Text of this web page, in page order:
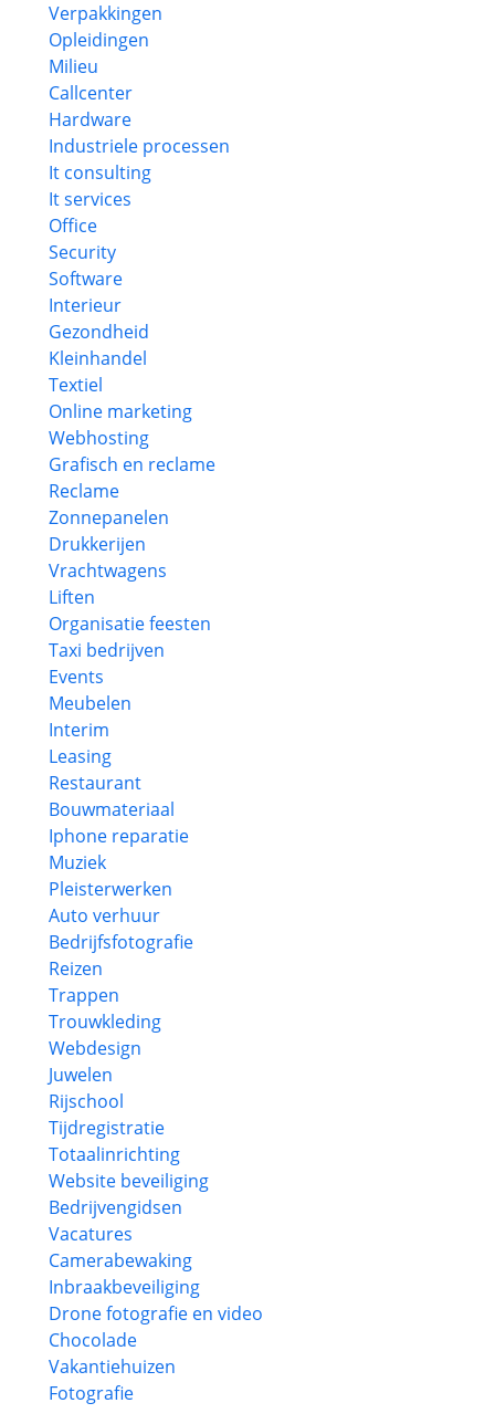
Verpakkingen
Opleidingen
Milieu
Callcenter
Hardware
Industriele processen
It consulting
It services
Office
Security
Software
Interieur
Gezondheid
Kleinhandel
Textiel
Online marketing
Webhosting
Grafisch en reclame
Reclame
Zonnepanelen
Drukkerijen
Vrachtwagens
Liften
Organisatie feesten
Taxi bedrijven
Events
Meubelen
Interim
Leasing
Restaurant
Bouwmateriaal
Iphone reparatie
Muziek
Pleisterwerken
Auto verhuur
Bedrijfsfotografie
Reizen
Trappen
Trouwkleding
Webdesign
Juwelen
Rijschool
Tijdregistratie
Totaalinrichting
Website beveiliging
Bedrijvengidsen
Vacatures
Camerabewaking
Inbraakbeveiliging
Drone fotografie en video
Chocolade
Vakantiehuizen
Fotografie